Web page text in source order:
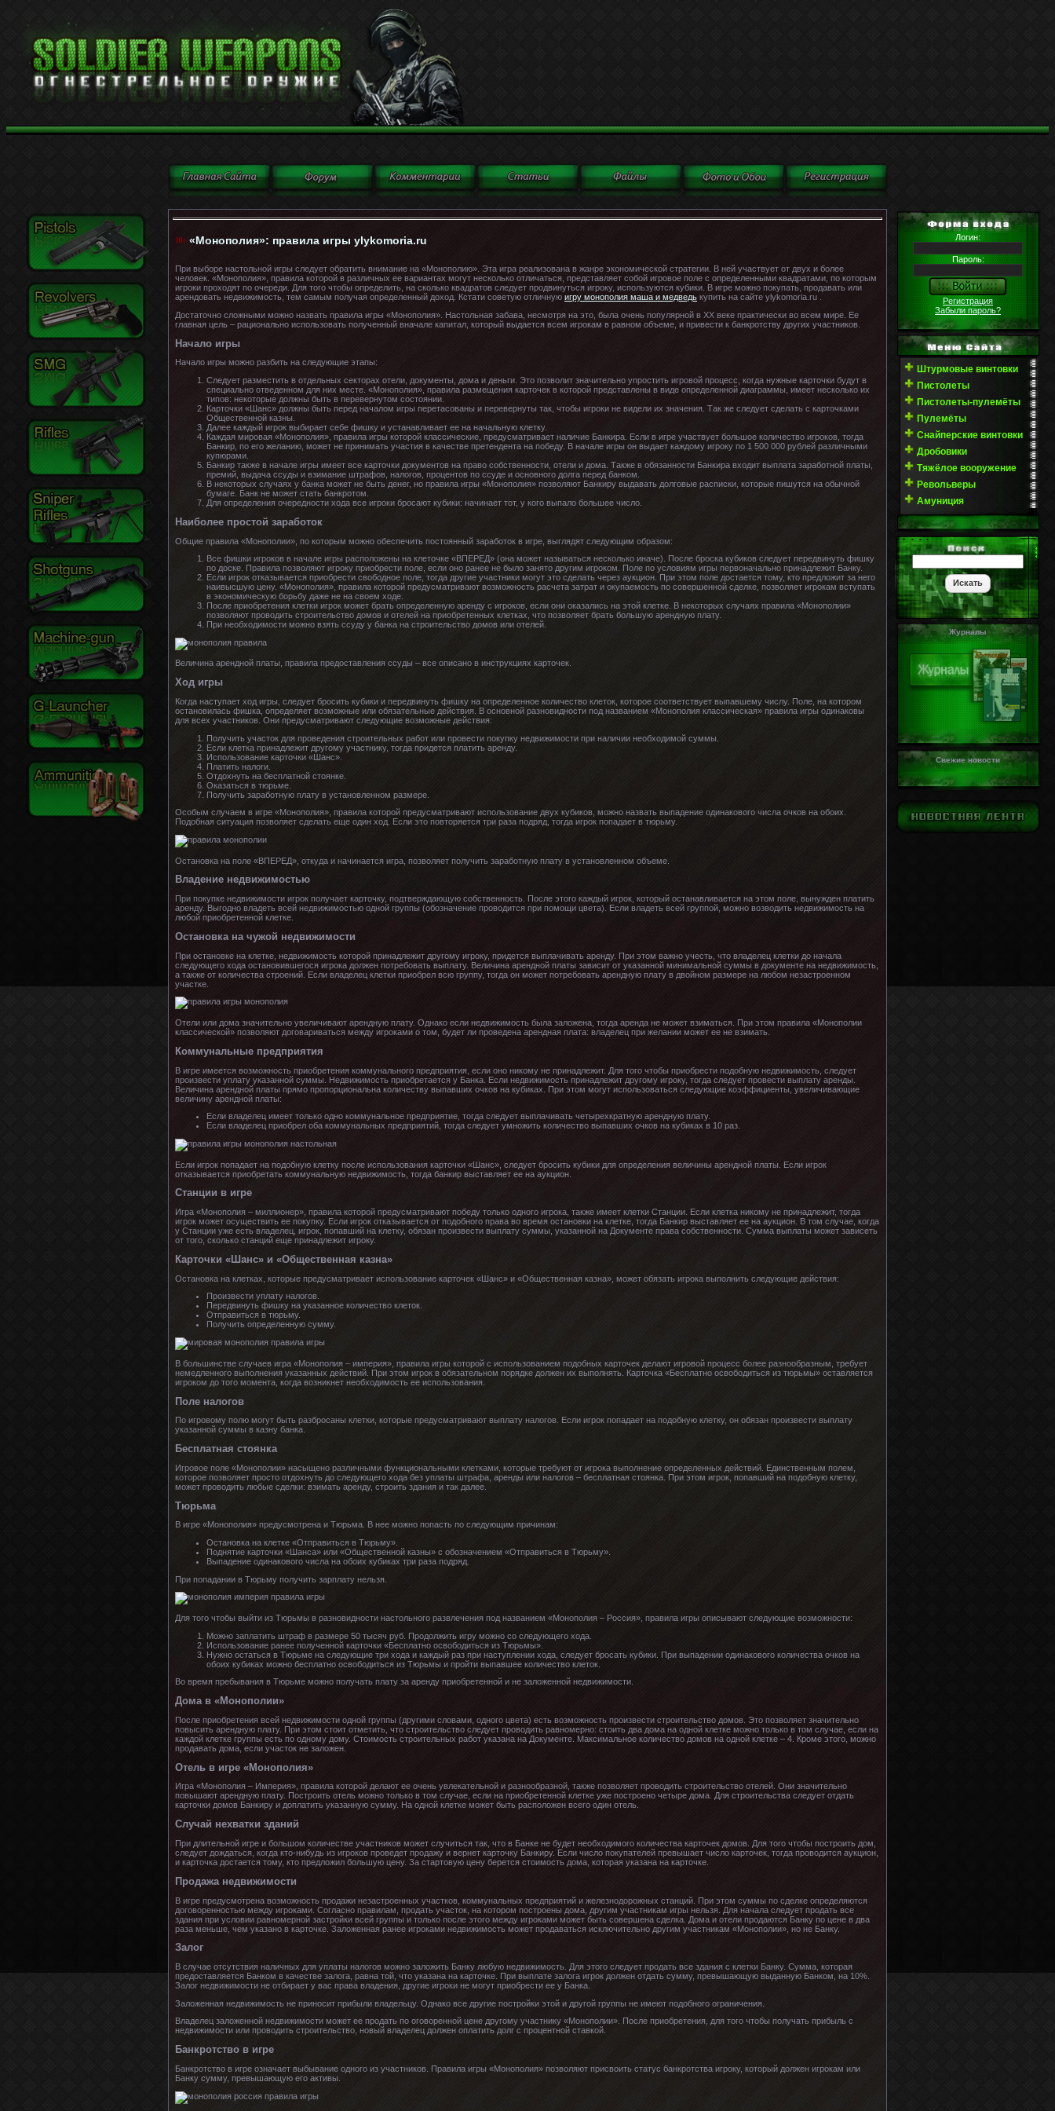
«Монополия»: правила игры ylykomoria.ru
При выборе настольной игры следует обратить внимание на «Монополию». Эта игра реализована в жанре экономической стратегии. В ней участвует от двух и более
человек. «Монополия», правила которой в различных ее вариантах могут несколько отличаться, представляет собой игровое поле с определенными квадратами, по которым
игроки проходят по очереди. Для того чтобы определить, на сколько квадратов следует продвинуться игроку, используются кубики. В игре можно покупать, продавать или
арендовать недвижимость, тем самым получая определенный доход. Кстати советую отличную игру монополия маша и медведь купить на сайте ylykomoria.ru .
Достаточно сложными можно назвать правила игры «Монополия». Настольная забава, несмотря на это, была очень популярной в XX веке практически во всем мире. Ее
главная цель – рационально использовать полученный вначале капитал, который выдается всем игрокам в равном объеме, и привести к банкротству других участников.
Начало игры
Начало игры можно разбить на следующие этапы:
Следует разместить в отдельных секторах отели, документы, дома и деньги. Это позволит значительно упростить игровой процесс, когда нужные карточки будут в
специально отведенном для них месте. «Монополия», правила размещения карточек в которой представлены в виде определенной диаграммы, имеет несколько их
типов: некоторые должны быть в перевернутом состоянии.
Карточки «Шанс» должны быть перед началом игры перетасованы и перевернуты так, чтобы игроки не видели их значения. Так же следует сделать с карточками
Общественной казны.
Далее каждый игрок выбирает себе фишку и устанавливает ее на начальную клетку.
Каждая мировая «Монополия», правила игры которой классические, предусматривает наличие Банкира. Если в игре участвует большое количество игроков, тогда
Банкир, по его желанию, может не принимать участия в качестве претендента на победу. В начале игры он выдает каждому игроку по 1 500 000 рублей различными
купюрами.
Банкир также в начале игры имеет все карточки документов на право собственности, отели и дома. Также в обязанности Банкира входит выплата заработной платы,
премий, выдача ссуды и взимание штрафов, налогов, процентов по ссуде и основного долга перед банком.
В некоторых случаях у банка может не быть денег, но правила игры «Монополия» позволяют Банкиру выдавать долговые расписки, которые пишутся на обычной
бумаге. Банк не может стать банкротом.
Для определения очередности хода все игроки бросают кубики: начинает тот, у кого выпало большее число.
Наиболее простой заработок
Общие правила «Монополии», по которым можно обеспечить постоянный заработок в игре, выглядят следующим образом:
Все фишки игроков в начале игры расположены на клеточке «ВПЕРЕД» (она может называться несколько иначе). После броска кубиков следует передвинуть фишку
по доске. Правила позволяют игроку приобрести поле, если оно ранее не было занято другим игроком. Поле по условиям игры первоначально принадлежит Банку.
Если игрок отказывается приобрести свободное поле, тогда другие участники могут это сделать через аукцион. При этом поле достается тому, кто предложит за него
наивысшую цену. «Монополия», правила которой предусматривают возможность расчета затрат и окупаемость по совершенной сделке, позволяет игрокам вступать
в экономическую борьбу даже не на своем ходе.
После приобретения клетки игрок может брать определенную аренду с игроков, если они оказались на этой клетке. В некоторых случаях правила «Монополии»
позволяют проводить строительство домов и отелей на приобретенных клетках, что позволяет брать большую арендную плату.
При необходимости можно взять ссуду у банка на строительство домов или отелей.
Величина арендной платы, правила предоставления ссуды – все описано в инструкциях карточек.
Ход игры
Когда наступает ход игры, следует бросить кубики и передвинуть фишку на определенное количество клеток, которое соответствует выпавшему числу. Поле, на котором
остановилась фишка, определяет возможные или обязательные действия. В основной разновидности под названием «Монополия классическая» правила игры одинаковы
для всех участников. Они предусматривают следующие возможные действия:
Получить участок для проведения строительных работ или провести покупку недвижимости при наличии необходимой суммы.
Если клетка принадлежит другому участнику, тогда придется платить аренду.
Использование карточки «Шанс».
Платить налоги.
Отдохнуть на бесплатной стоянке.
Оказаться в тюрьме.
Получить заработную плату в установленном размере.
Особым случаем в игре «Монополия», правила которой предусматривают использование двух кубиков, можно назвать выпадение одинакового числа очков на обоих.
Подобная ситуация позволяет сделать еще один ход. Если это повторяется три раза подряд, тогда игрок попадает в тюрьму.
Остановка на поле «ВПЕРЕД», откуда и начинается игра, позволяет получить заработную плату в установленном объеме.
Владение недвижимостью
При покупке недвижимости игрок получает карточку, подтверждающую собственность. После этого каждый игрок, который останавливается на этом поле, вынужден платить
аренду. Выгодно владеть всей недвижимостью одной группы (обозначение проводится при помощи цвета). Если владеть всей группой, можно возводить недвижимость на
любой приобретенной клетке.
Остановка на чужой недвижимости
При остановке на клетке, недвижимость которой принадлежит другому игроку, придется выплачивать аренду. При этом важно учесть, что владелец клетки до начала
следующего хода остановившегося игрока должен потребовать выплату. Величина арендной платы зависит от указанной минимальной суммы в документе на недвижимость,
а также от количества строений. Если владелец клетки приобрел всю группу, тогда он может потребовать арендную плату в двойном размере на любом незастроенном
участке.
Отели или дома значительно увеличивают арендную плату. Однако если недвижимость была заложена, тогда аренда не может взиматься. При этом правила «Монополии
классической» позволяют договариваться между игроками о том, будет ли проведена арендная плата: владелец при желании может ее не взимать.
Коммунальные предприятия
В игре имеется возможность приобретения коммунального предприятия, если оно никому не принадлежит. Для того чтобы приобрести подобную недвижимость, следует
произвести уплату указанной суммы. Недвижимость приобретается у Банка. Если недвижимость принадлежит другому игроку, тогда следует провести выплату аренды.
Величина арендной платы прямо пропорциональна количеству выпавших очков на кубиках. При этом могут использоваться следующие коэффициенты, увеличивающие
величину арендной платы:
Если владелец имеет только одно коммунальное предприятие, тогда следует выплачивать четырехкратную арендную плату.
Если владелец приобрел оба коммунальных предприятий, тогда следует умножить количество выпавших очков на кубиках в 10 раз.
Если игрок попадает на подобную клетку после использования карточки «Шанс», следует бросить кубики для определения величины арендной платы. Если игрок
отказывается приобретать коммунальную недвижимость, тогда банкир выставляет ее на аукцион.
Станции в игре
Игра «Монополия – миллионер», правила которой предусматривают победу только одного игрока, также имеет клетки Станции. Если клетка никому не принадлежит, тогда
игрок может осуществить ее покупку. Если игрок отказывается от подобного права во время остановки на клетке, тогда Банкир выставляет ее на аукцион. В том случае, когда
у Станции уже есть владелец, игрок, попавший на клетку, обязан произвести выплату суммы, указанной на Документе права собственности. Сумма выплаты может зависеть
от того, сколько станций еще принадлежит игроку.
Карточки «Шанс» и «Общественная казна»
Остановка на клетках, которые предусматривает использование карточек «Шанс» и «Общественная казна», может обязать игрока выполнить следующие действия:
Произвести уплату налогов.
Передвинуть фишку на указанное количество клеток.
Отправиться в тюрьму.
Получить определенную сумму.
В большинстве случаев игра «Монополия – империя», правила игры которой с использованием подобных карточек делают игровой процесс более разнообразным, требует
немедленного выполнения указанных действий. При этом игрок в обязательном порядке должен их выполнять. Карточка «Бесплатно освободиться из тюрьмы» оставляется
игроком до того момента, когда возникнет необходимость ее использования.
Поле налогов
По игровому полю могут быть разбросаны клетки, которые предусматривают выплату налогов. Если игрок попадает на подобную клетку, он обязан произвести выплату
указанной суммы в казну банка.
Бесплатная стоянка
Игровое поле «Монополии» насыщено различными функциональными клетками, которые требуют от игрока выполнение определенных действий. Единственным полем,
которое позволяет просто отдохнуть до следующего хода без уплаты штрафа, аренды или налогов – бесплатная стоянка. При этом игрок, попавший на подобную клетку,
может проводить любые сделки: взимать аренду, строить здания и так далее.
Тюрьма
В игре «Монополия» предусмотрена и Тюрьма. В нее можно попасть по следующим причинам:
Остановка на клетке «Отправиться в Тюрьму».
Поднятие карточки «Шанса» или «Общественной казны» с обозначением «Отправиться в Тюрьму».
Выпадение одинакового числа на обоих кубиках три раза подряд.
При попадании в Тюрьму получить зарплату нельзя.
Для того чтобы выйти из Тюрьмы в разновидности настольного развлечения под названием «Монополия – Россия», правила игры описывают следующие возможности:
Можно заплатить штраф в размере 50 тысяч руб. Продолжить игру можно со следующего хода.
Использование ранее полученной карточки «Бесплатно освободиться из Тюрьмы».
Нужно остаться в Тюрьме на следующие три хода и каждый раз при наступлении хода, следует бросать кубики. При выпадении одинакового количества очков на
обоих кубиках можно бесплатно освободиться из Тюрьмы и пройти выпавшее количество клеток.
Во время пребывания в Тюрьме можно получать плату за аренду приобретенной и не заложенной недвижимости.
Дома в «Монополии»
После приобретения всей недвижимости одной группы (другими словами, одного цвета) есть возможность произвести строительство домов. Это позволяет значительно
повысить арендную плату. При этом стоит отметить, что строительство следует проводить равномерно: стоить два дома на одной клетке можно только в том случае, если на
каждой клетке группы есть по одному дому. Стоимость строительных работ указана на Документе. Максимальное количество домов на одной клетке – 4. Кроме этого, можно
продавать дома, если участок не заложен.
Отель в игре «Монополия»
Игра «Монополия – Империя», правила которой делают ее очень увлекательной и разнообразной, также позволяет проводить строительство отелей. Они значительно
повышают арендную плату. Построить отель можно только в том случае, если на приобретенной клетке уже построено четыре дома. Для строительства следует отдать
карточки домов Банкиру и доплатить указанную сумму. На одной клетке может быть расположен всего один отель.
Случай нехватки зданий
При длительной игре и большом количестве участников может случиться так, что в Банке не будет необходимого количества карточек домов. Для того чтобы построить дом,
следует дождаться, когда кто-нибудь из игроков проведет продажу и вернет карточку Банкиру. Если число покупателей превышает число карточек, тогда проводится аукцион,
и карточка достается тому, кто предложил большую цену. За стартовую цену берется стоимость дома, которая указана на карточке.
Продажа недвижимости
В игре предусмотрена возможность продажи незастроенных участков, коммунальных предприятий и железнодорожных станций. При этом суммы по сделке определяются
договоренностью между игроками. Согласно правилам, продать участок, на котором построены дома, другим участникам игры нельзя. Для начала следует продать все
здания при условии равномерной застройки всей группы и только после этого между игроками может быть совершена сделка. Дома и отели продаются Банку по цене в два
раза меньше, чем указано в карточке. Заложенная ранее игроками недвижимость может продаваться исключительно другим участникам «Монополии», но не Банку.
Залог
В случае отсутствия наличных для уплаты налогов можно заложить Банку любую недвижимость. Для этого следует продать все здания с клетки Банку. Сумма, которая
предоставляется Банком в качестве залога, равна той, что указана на карточке. При выплате залога игрок должен отдать сумму, превышающую выданную Банком, на 10%.
Залог недвижимости не отбирает у вас права владения, другие игроки не могут приобрести ее у Банка.
Заложенная недвижимость не приносит прибыли владельцу. Однако все другие постройки этой и другой группы не имеют подобного ограничения.
Владелец заложенной недвижимости может ее продать по оговоренной цене другому участнику «Монополии». После приобретения, для того чтобы получать прибыль с
недвижимости или проводить строительство, новый владелец должен оплатить долг с процентной ставкой.
Банкротство в игре
Банкротство в игре означает выбывание одного из участников. Правила игры «Монополия» позволяют присвоить статус банкротства игроку, который должен игрокам или
Банку сумму, превышающую его активы.
Логин:
Пароль:
Регистрация
Забыли пароль?
Штурмовые винтовки
Пистолеты
Пистолеты-пулемёты
Пулемёты
Снайперские винтовки
Дробовики
Тяжёлое вооружение
Револьверы
Амуниция
Журналы
Свежие новости